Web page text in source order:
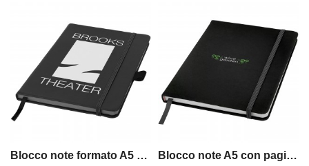
Blocco note formato A5 con copertina rigida Colour-edge Blocco note A5 con pagine bianche Spectrum